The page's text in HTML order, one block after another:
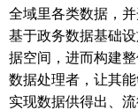
全域里各类数据，
基于政务数据基础
据空间，进而构建
数据处理者，让其
实现数据供得出、